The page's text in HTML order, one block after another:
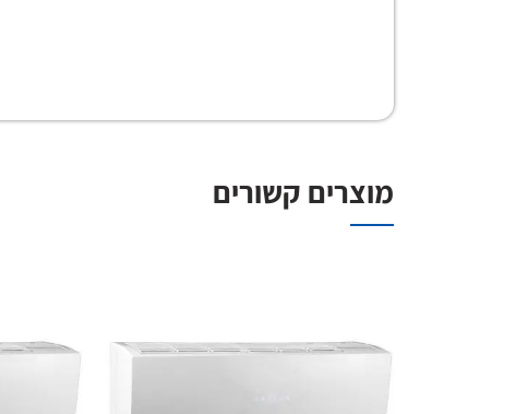
מוצרים קשורים